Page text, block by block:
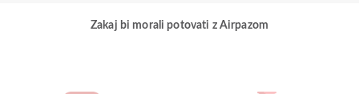
Zakaj bi morali potovati z Airpazom